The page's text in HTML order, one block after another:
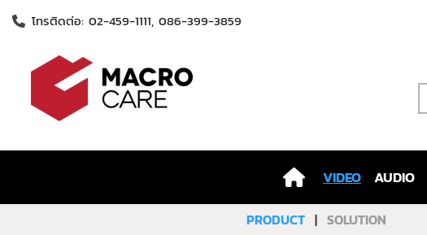
โทรติดต่อ: 02-459-1111, 086-399-3859
VIDEO AUDIO
PRODUCT | SOLUTION